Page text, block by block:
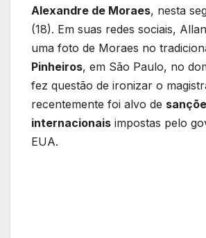
Alexandre de Moraes, nesta
(18). Em suas redes sociais,
uma foto de Moraes no
Pinheiros, em São Paulo, no
fez questão de ironizar o
recentemente foi alvo de
internacionais impostas pelo
EUA.